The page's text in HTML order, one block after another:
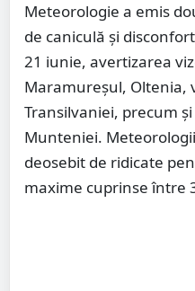
Meteorologie a emis
de caniculă și
21 iunie, avertizarea
Maramureșul, Oltenia,
Transilvaniei, precum
Munteniei.
deosebit de ridicate
maxime cuprinse între